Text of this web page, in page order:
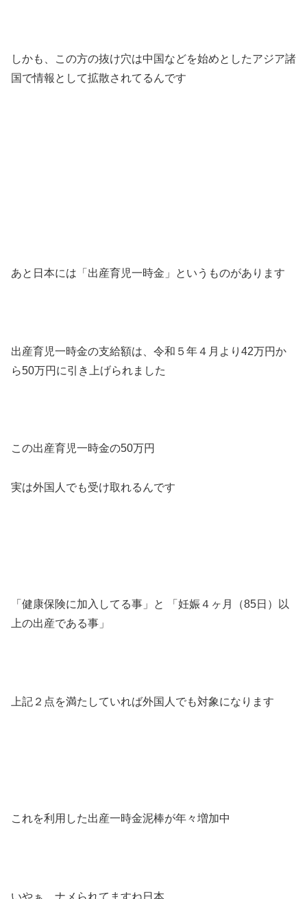
しかも、この方の抜け穴は中国などを始めとしたアジア諸
国で情報として拡散されてるんです
あと日本には「出産育児一時金」というものがあります
出産育児一時金の支給額は、令和５年４月より42万円か
ら50万円に引き上げられました
この出産育児一時金の50万円
実は外国人でも受け取れるんです
「健康保険に加入してる事」と 「妊娠４ヶ月（85日）以
上の出産である事」
上記２点を満たしていれば外国人でも対象になります
これを利用した出産一時金泥棒が年々増加中
いやぁ、ナメられてますね日本